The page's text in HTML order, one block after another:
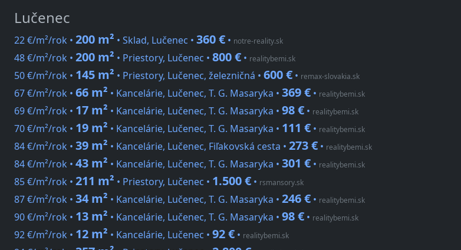
Lučenec
22 €/m²/rok • 200 m² • Sklad, Lučenec • 360 € • notre-reality.sk
48 €/m²/rok • 200 m² • Priestory, Lučenec • 800 € • realitybemi.sk
50 €/m²/rok • 145 m² • Priestory, Lučenec, železničná • 600 € • remax-slovakia.sk
67 €/m²/rok • 66 m² • Kancelárie, Lučenec, T. G. Masaryka • 369 € • realitybemi.sk
69 €/m²/rok • 17 m² • Kancelárie, Lučenec, T. G. Masaryka • 98 € • realitybemi.sk
70 €/m²/rok • 19 m² • Kancelárie, Lučenec, T. G. Masaryka • 111 € • realitybemi.sk
84 €/m²/rok • 39 m² • Kancelárie, Lučenec, Fiľakovská cesta • 273 € • realitybemi.sk
84 €/m²/rok • 43 m² • Kancelárie, Lučenec, T. G. Masaryka • 301 € • realitybemi.sk
85 €/m²/rok • 211 m² • Priestory, Lučenec • 1.500 € • rsmansory.sk
87 €/m²/rok • 34 m² • Kancelárie, Lučenec, T. G. Masaryka • 246 € • realitybemi.sk
90 €/m²/rok • 13 m² • Kancelárie, Lučenec, T. G. Masaryka • 98 € • realitybemi.sk
92 €/m²/rok • 12 m² • Kancelárie, Lučenec • 92 € • realitybemi.sk